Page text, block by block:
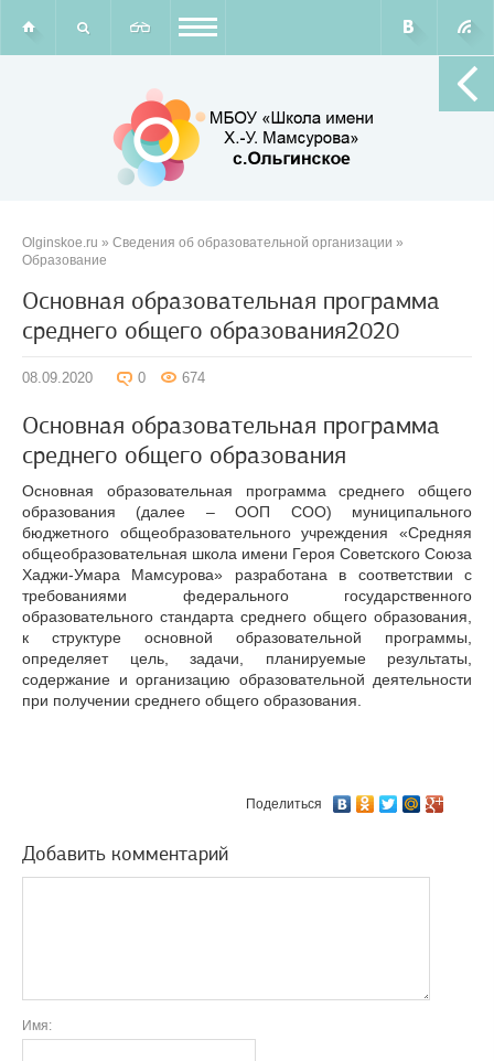
Olginskoe.ru » Сведения об образовательной организации »
Образование
Основная образовательная программа
среднего общего образования2020
08.09.2020 0 674
Основная образовательная программа
среднего общего образования
Основная образовательная программа среднего общего
образования (далее – ООП СОО) муниципального
бюджетного общеобразовательного учреждения «Средняя
общеобразовательная школа имени Героя Советского Союза
Хаджи-Умара Мамсурова» разработана в соответствии с
требованиями федерального государственного
образовательного стандарта среднего общего образования,
к структуре основной образовательной программы,
определяет цель, задачи, планируемые результаты,
содержание и организацию образовательной деятельности
при получении среднего общего образования.
Поделиться
Добавить комментарий
Имя: